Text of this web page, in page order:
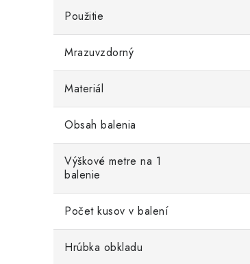
Použitie
Mrazuvzdorný
Materiál
Obsah balenia
Výškové metre na 1
balenie
Počet kusov v balení
Hrúbka obkladu